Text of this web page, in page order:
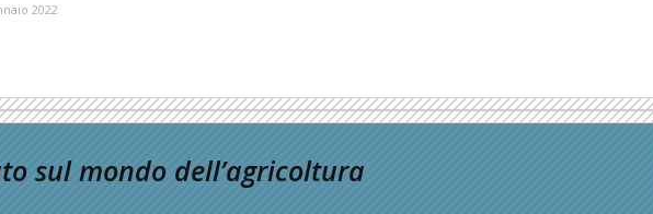
2022
sul mondo dell’agricoltura